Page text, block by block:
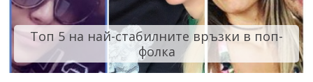
Топ 5 на най-стабилните връзки в поп-
фолка